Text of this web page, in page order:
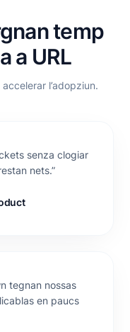
temp
a URL
l’adopziun.
senza clogiar
nets.”
tegnan nossas
en paucs